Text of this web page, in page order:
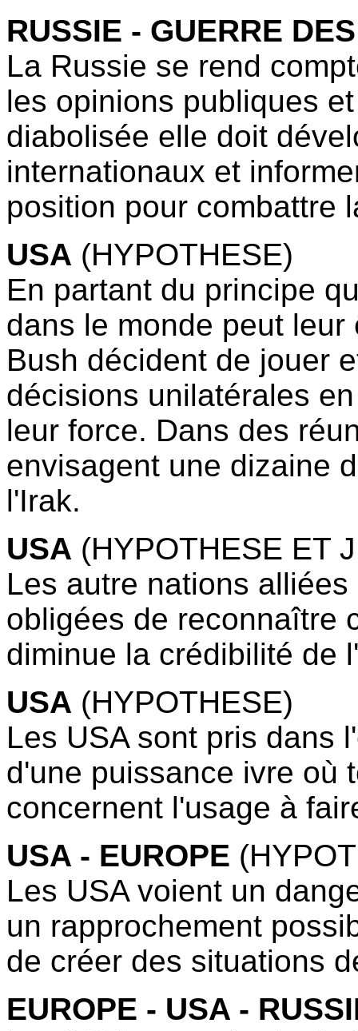
RUSSIE - GUERRE
La Russie se rend
les opinions publiques
diabolisée elle doit
internationaux et
position pour combattre
USA (HYPOTHESE)
En partant du principe
dans le monde peut
Bush décident de jouer
décisions unilatérales
leur force. Dans des
envisagent une dizaine
l'Irak.
USA (HYPOTHESE ET
Les autre nations
obligées de reconnaître
diminue la crédibilité de
USA (HYPOTHESE)
Les USA sont pris dans
d'une puissance ivre où
concernent l'usage à
USA - EUROPE
Les USA voient un
un rapprochement
de créer des situations
EUROPE - USA -